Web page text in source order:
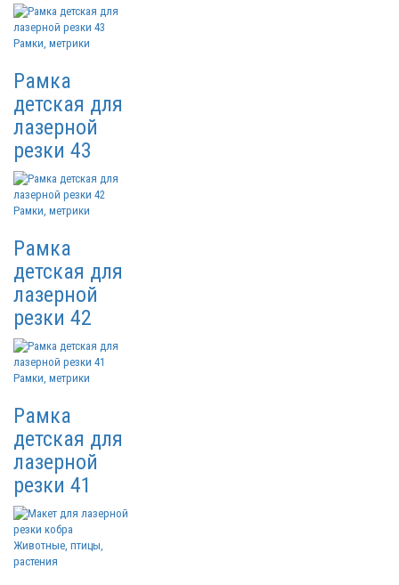
Рамки, метрики
Рамка
детская для
лазерной
резки 43
Рамки, метрики
Рамка
детская для
лазерной
резки 42
Рамки, метрики
Рамка
детская для
лазерной
резки 41
Животные, птицы,
растения